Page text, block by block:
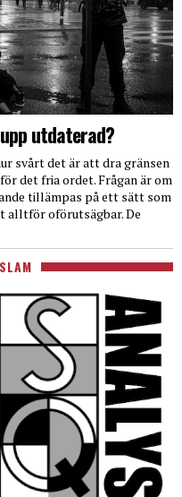
utdaterad?
svårt det är att dra gränsen
det fria ordet. Frågan är om
tillämpas på ett sätt som
alltför oförutsägbar. De